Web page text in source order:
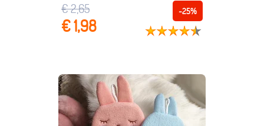
-25%
€ 2,65
€ 1,98